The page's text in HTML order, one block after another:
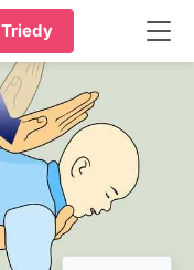
Triedy